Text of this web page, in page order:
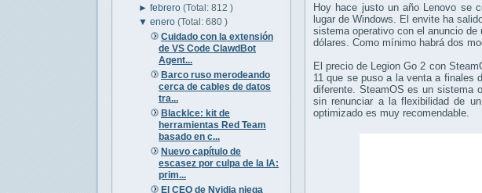
►febrero(Total: 812 )
▼enero(Total: 680 )
Cuidado con la extensión
de VS Code ClawdBot
Agent...
Barco ruso merodeando
cerca de cables de datos
tra...
BlackIce: kit de
herramientas Red Team
basado en c...
Nuevo capítulo de
escasez por culpa de la IA:
prim...
El CEO de Nvidia niega
Hoy hace justo un año Lenovo se
lugar de Windows. El envite ha
sistema operativo con el anuncio
dólares. Como mínimo habrá dos
El precio de Legion Go 2 con
11 que se puso a la venta a finales
diferente. SteamOS es un sistema
sin renunciar a la flexibilidad de
optimizado es muy recomendable.